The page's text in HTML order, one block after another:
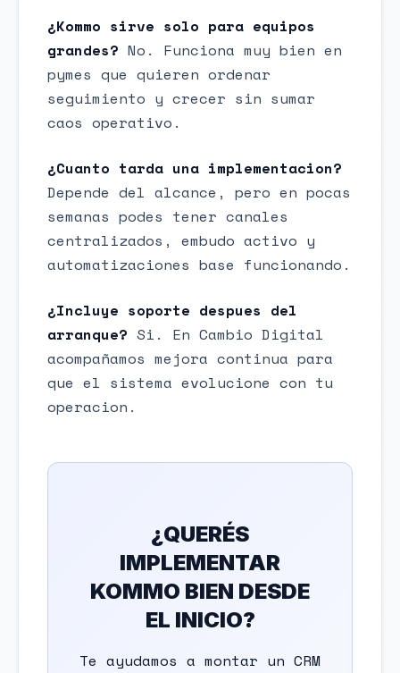
¿Kommo sirve solo para equipos
grandes? No. Funciona muy bien en
pymes que quieren ordenar
seguimiento y crecer sin sumar
caos operativo.
¿Cuanto tarda una implementacion?
Depende del alcance, pero en pocas
semanas podes tener canales
centralizados, embudo activo y
automatizaciones base funcionando.
¿Incluye soporte despues del
arranque? Si. En Cambio Digital
acompañamos mejora continua para
que el sistema evolucione con tu
operacion.
¿QUERÉS
IMPLEMENTAR
KOMMO BIEN DESDE
EL INICIO?
Te ayudamos a montar un CRM